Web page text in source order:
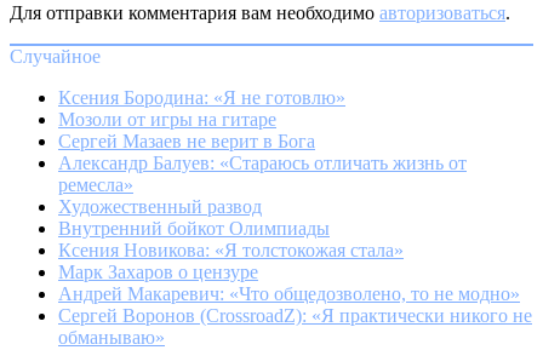
Для отправки комментария вам необходимо авторизоваться.
Случайное
Ксения Бородина: «Я не готовлю»
Мозоли от игры на гитаре
Сергей Мазаев не верит в Бога
Александр Балуев: «Стараюсь отличать жизнь от
ремесла»
Художественный развод
Внутренний бойкот Олимпиады
Ксения Новикова: «Я толстокожая стала»
Марк Захаров о цензуре
Андрей Макаревич: «Что общедозволено, то не модно»
Сергей Воронов (CrossroadZ): «Я практически никого не
обманываю»